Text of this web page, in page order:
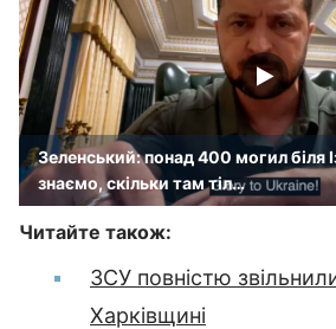
Зеленський: понад 400 могил біля
знаємо, скільки там тіл…
Читайте також:
ЗСУ повністю
Харківщині